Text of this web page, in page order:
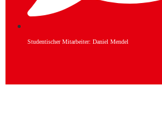
Studentischer Mitarbeiter: Daniel Mendel